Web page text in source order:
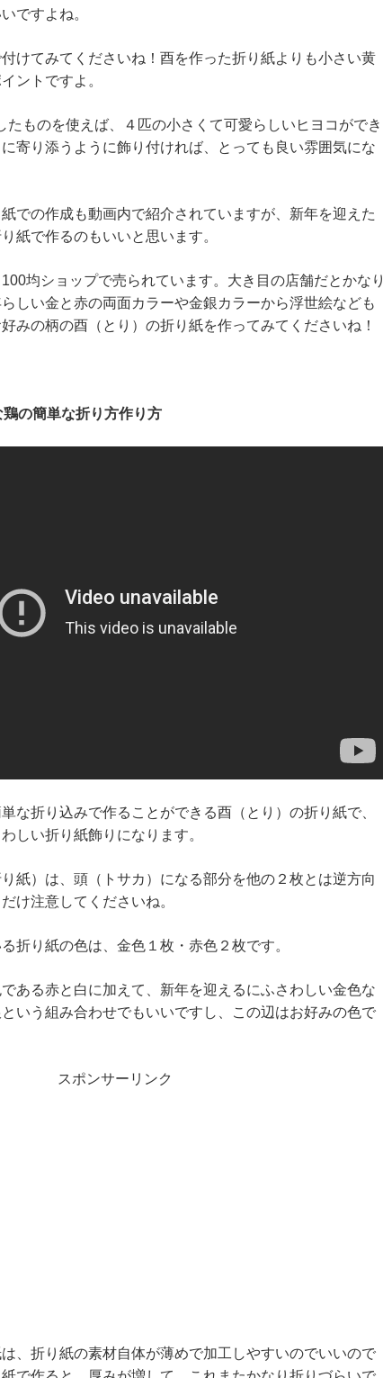
ですよね。
けてみてくださいね！酉を作った折り紙よりも小さい黄
ントですよ。
たものを使えば、４匹の小さくて可愛らしいヒヨコができ
寄り添うように飾り付ければ、とっても良い雰囲気にな
での作成も動画内で紹介されていますが、新年を迎えた
紙で作るのもいいと思います。
均ショップで売られています。大き目の店舗だとかなり
しい金と赤の両面カラーや金銀カラーから浮世絵なども
みの柄の酉（とり）の折り紙を作ってみてくださいね！
の簡単な折り方作り方
な折り込みで作ることができる酉（とり）の折り紙で、
しい折り紙飾りになります。
紙）は、頭（トサカ）になる部分を他の２枚とは逆方向
け注意してくださいね。
折り紙の色は、金色１枚・赤色２枚です。
ある赤と白に加えて、新年を迎えるにふさわしい金色な
いう組み合わせでもいいですし、この辺はお好みの色で
スポンサーリンク
、折り紙の素材自体が薄めで加工しやすいのでいいので